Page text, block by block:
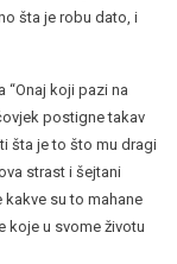
šta je robu dato, i
“Onaj koji pazi na
postigne takav
šta je to što mu dragi
strast i šejtani
kakve su to mahane
koje u svome životu